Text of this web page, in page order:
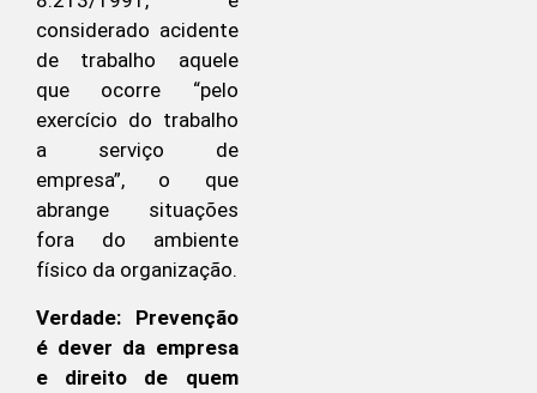
considerado acidente
de trabalho aquele
que ocorre “pelo
exercício do trabalho
a serviço de
empresa”, o que
abrange situações
fora do ambiente
físico da organização.
Verdade: Prevenção
é dever da empresa
e direito de quem